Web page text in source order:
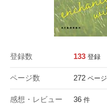
登録数 133 登録
ページ数 272 ページ
感想・レビュー 36 件